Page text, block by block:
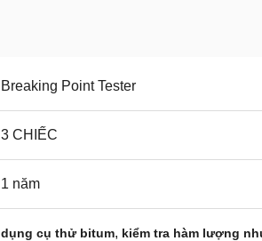
Breaking Point Tester
3 CHIẾC
1 năm
dụng cụ thử bitum, kiểm tra hàm lượng